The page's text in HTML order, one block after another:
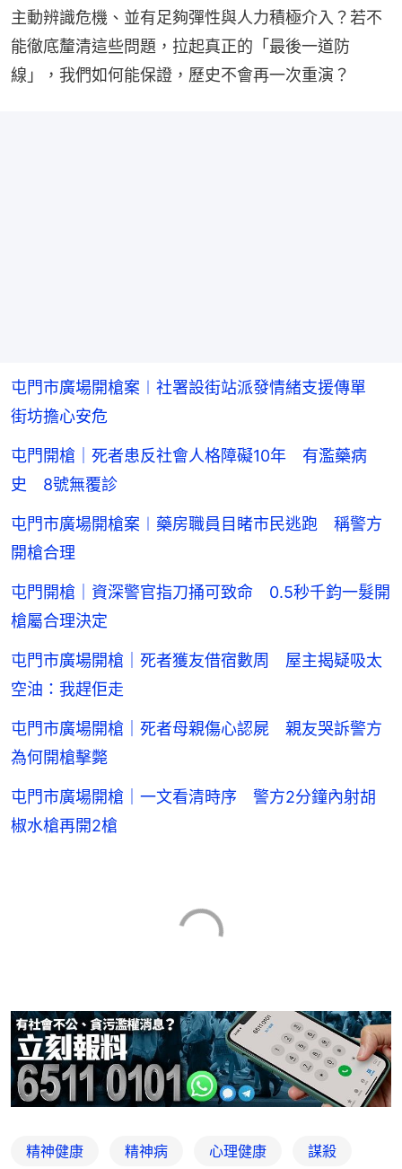
主動辨識危機、並有足夠彈性與人力積極介入？若不
能徹底釐清這些問題，拉起真正的「最後一道防
線」，我們如何能保證，歷史不會再一次重演？
屯門市廣場開槍案︱社署設街站派發情緒支援傳單
街坊擔心安危
屯門開槍｜死者患反社會人格障礙10年 有濫藥病
史 8號無覆診
屯門市廣場開槍案︱藥房職員目睹市民逃跑 稱警方
開槍合理
屯門開槍｜資深警官指刀捅可致命 0.5秒千鈞一髮開
槍屬合理決定
屯門市廣場開槍｜死者獲友借宿數周 屋主揭疑吸太
空油：我趕佢走
屯門市廣場開槍｜死者母親傷心認屍 親友哭訴警方
為何開槍擊斃
屯門市廣場開槍｜一文看清時序 警方2分鐘內射胡
椒水槍再開2槍
精神健康 精神病 心理健康 謀殺